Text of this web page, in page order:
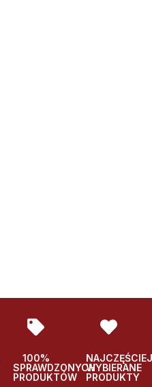
100%
SPRAWDZONYCH
PRODUKTÓW
NAJCZĘŚCIEJ
WYBIERANE
PRODUKTY